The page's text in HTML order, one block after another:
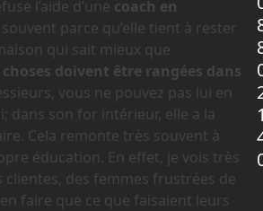
l’aide d’une coach en
souvent parce qu’elle tient à rester
qui sait mieux que
doivent être rangées dans
vous ne pouvez pas lui en
dans son for intérieur, elle a la
Cela remonte très souvent à
éducation. En effet, je vois très
clientes, des femmes frustrées de
faire que ce que faisaient leurs